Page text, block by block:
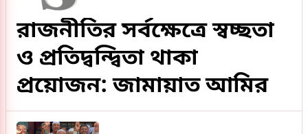
রাজনীতির সর্বক্ষেত্রে স্বচ্ছতা
ও প্রতিদ্বন্দ্বিতা থাকা
প্রয়োজন: জামায়াত আমির